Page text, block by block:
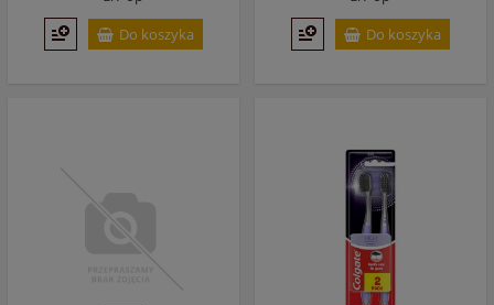
Do koszyka
Do koszyka